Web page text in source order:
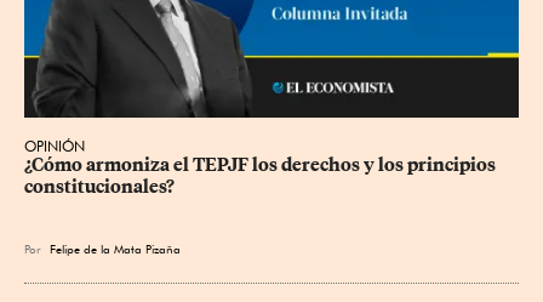
OPINIÓN
¿Cómo armoniza el TEPJF los derechos y los principios
constitucionales?
Por Felipe de la Mata Pizaña